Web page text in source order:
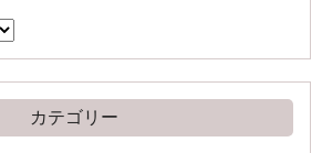
カテゴリー